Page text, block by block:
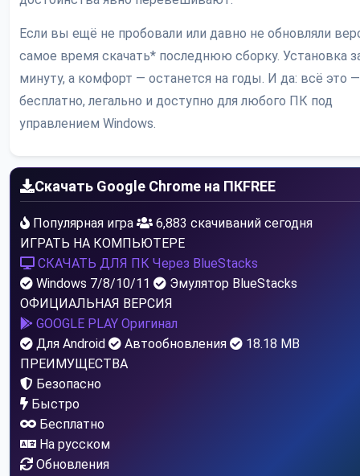
Если вы ещё не пробовали или давно не обновляли
самое время скачать* последнюю сборку. Установка
минуту, а комфорт — останется на годы. И да: всё это —
бесплатно, легально и доступно для любого ПК под
управлением Windows.
Скачать Google Chrome на ПКFREE
Популярная игра
6,883 скачиваний сегодня
ИГРАТЬ НА КОМПЬЮТЕРЕ
СКАЧАТЬ ДЛЯ ПК Через BlueStacks
Windows 7/8/10/11
Эмулятор BlueStacks
ОФИЦИАЛЬНАЯ ВЕРСИЯ
GOOGLE PLAY Оригинал
Для Android
Автообновления
18.18 MB
ПРЕИМУЩЕСТВА
Безопасно
Быстро
Бесплатно
На русском
Обновления